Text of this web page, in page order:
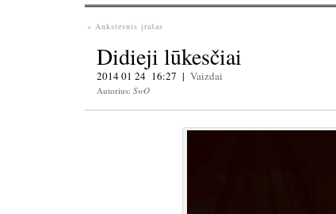
« Ankstesnis įrašas
Didieji lūkesčiai
2014 01 24 16:27 | Vaizdai
Autorius: SwO